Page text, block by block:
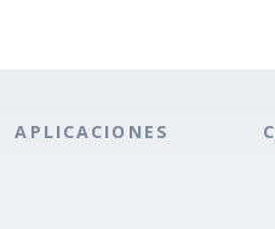
APLICACIONES